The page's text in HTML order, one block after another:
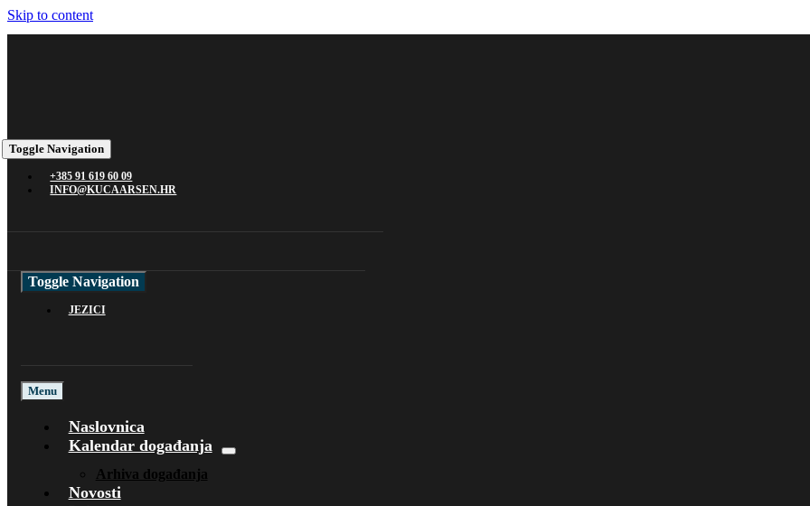
Skip to content
Toggle Navigation
+385 91 619 60 09
INFO@KUCAARSEN.HR
Toggle Navigation
JEZICI
Menu
Naslovnica
Kalendar događanja
Arhiva događanja
Novosti